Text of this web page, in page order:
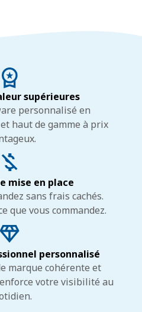
supérieures
personnalisé en
haut de gamme à prix
mise en place
sans frais cachés.
que vous commandez.
personnalisé
marque cohérente et
votre visibilité au